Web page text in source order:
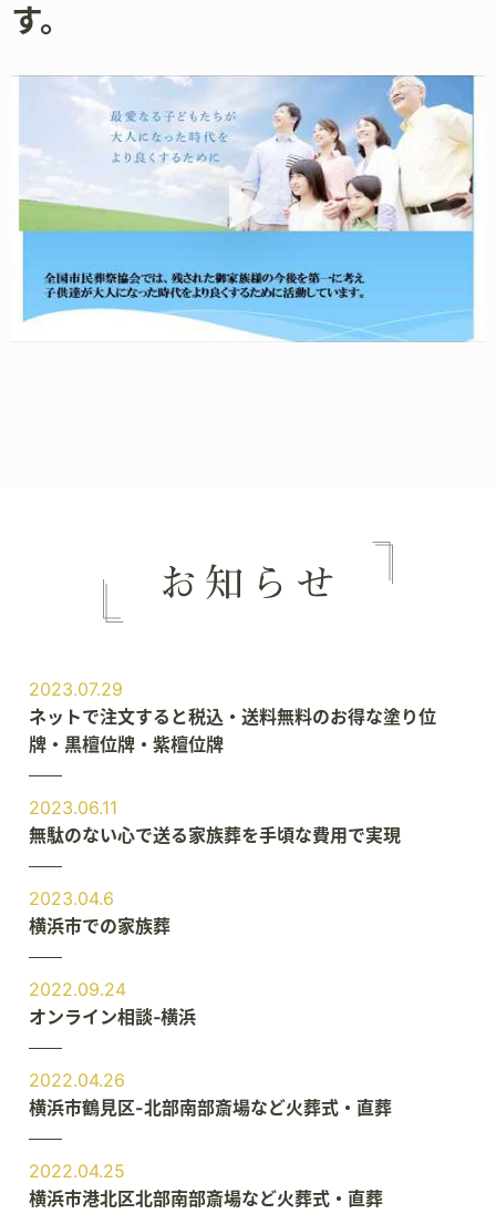
す。
2023.07.29
ネットで注文すると税込・送料無料のお得な塗り位
牌・黒檀位牌・紫檀位牌
2023.06.11
無駄のない心で送る家族葬を手頃な費用で実現
2023.04.6
横浜市での家族葬
2022.09.24
オンライン相談‐横浜
2022.04.26
横浜市鶴見区-北部南部斎場など火葬式・直葬
2022.04.25
横浜市港北区北部南部斎場など火葬式・直葬